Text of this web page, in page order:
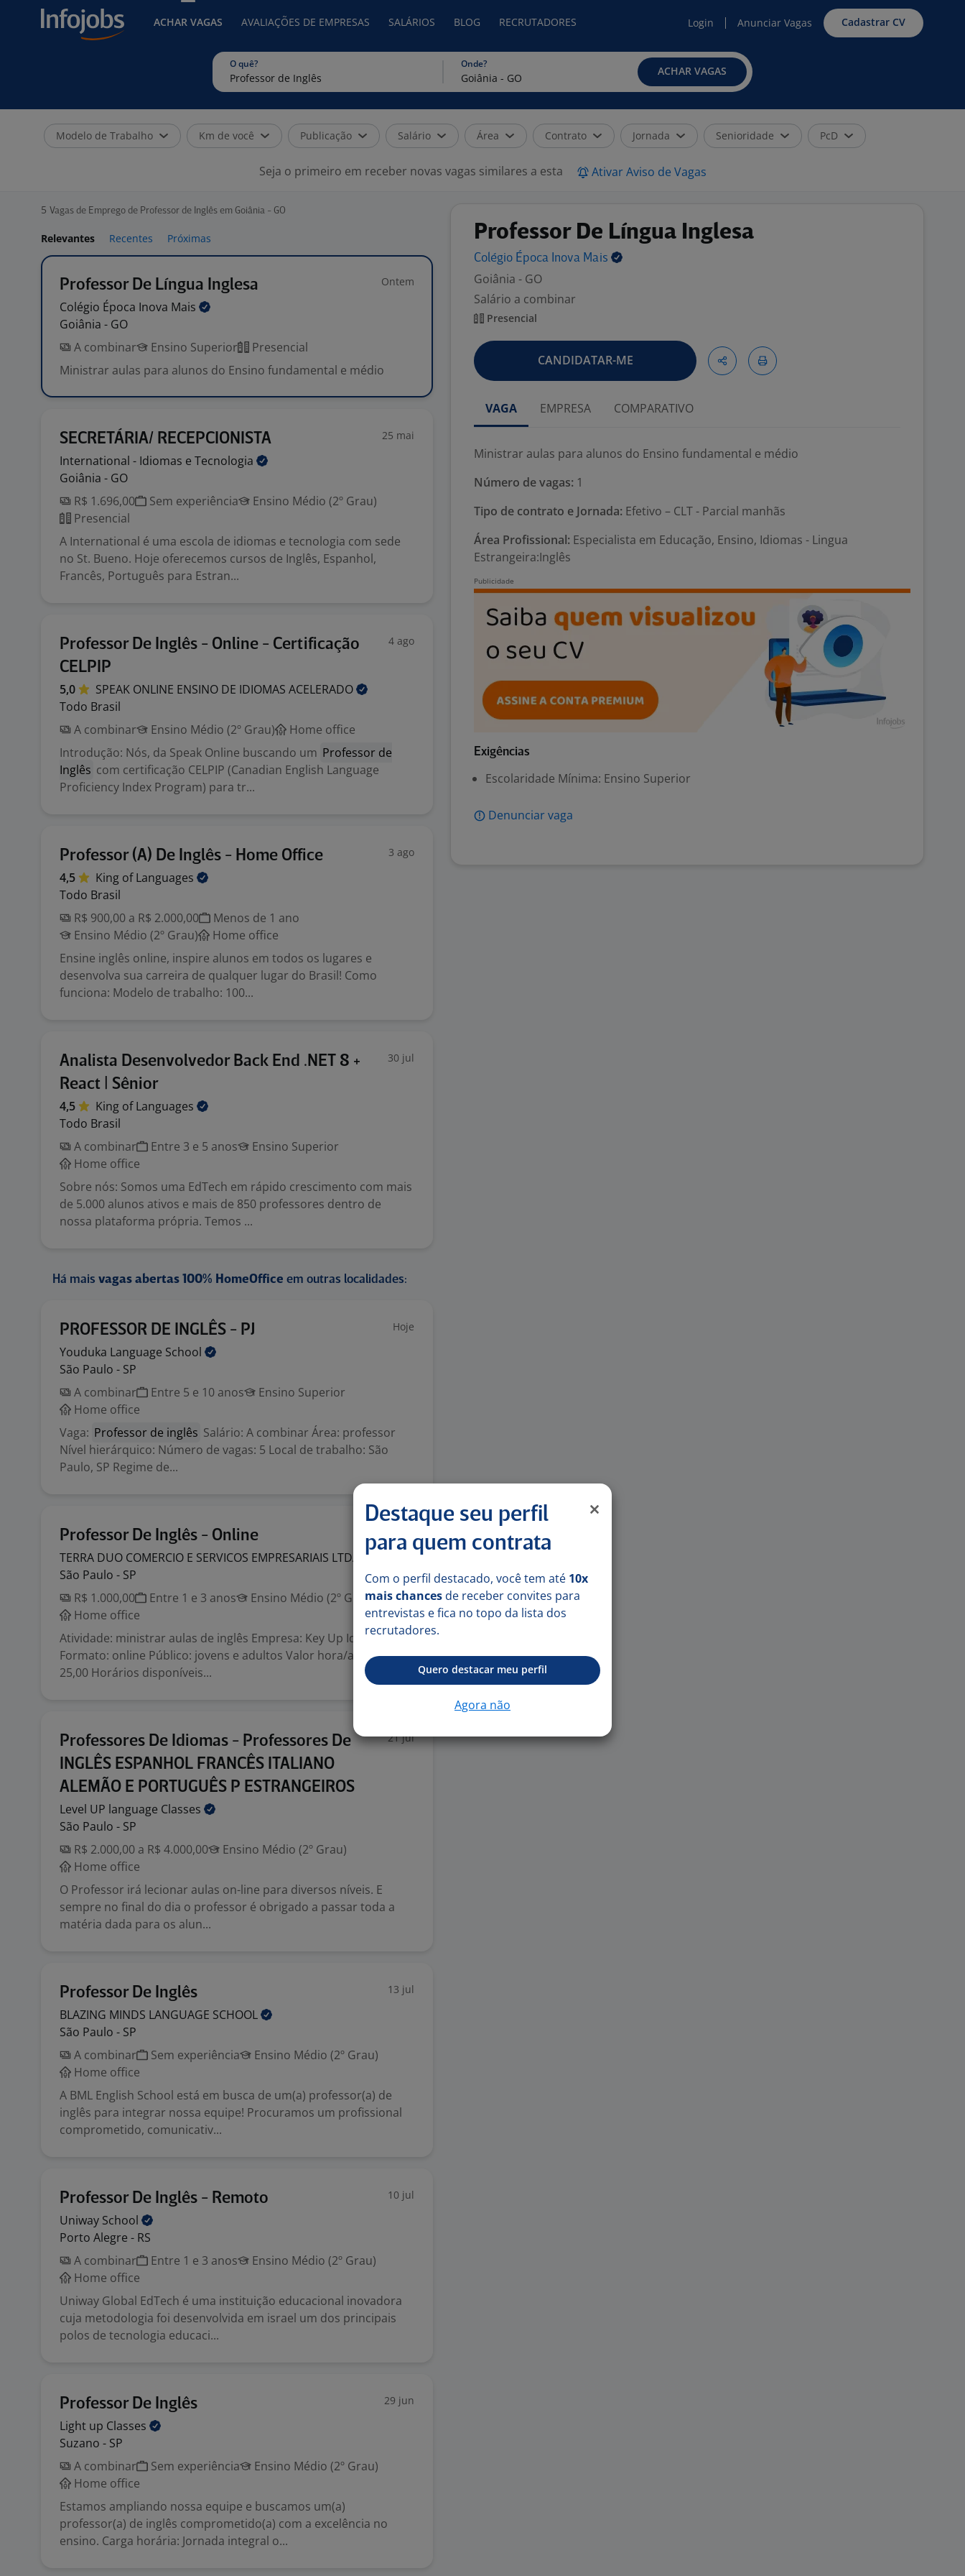
ACHAR VAGAS AVALIAÇÕES DE EMPRESAS SALÁRIOS BLOG RECRUTADORES Login Anunciar Vagas Cadastrar CV
O quê? Onde?
ACHAR VAGAS
Modelo de Trabalho Km de você Publicação Salário Área Contrato Jornada Senioridade PcD
Seja o primeiro em receber novas vagas similares a esta Ativar Aviso de Vagas
5 Vagas de Emprego de Professor de Inglês em Goiânia - GO
Relevantes Recentes Próximas
Professor De Língua Inglesa Ontem
Colégio Época Inova Mais
Goiânia - GO
A combinar
Ensino Superior
Presencial
Ministrar aulas para alunos do Ensino fundamental e médio
SECRETÁRIA/ RECEPCIONISTA 25 mai
International - Idiomas e Tecnologia
Goiânia - GO
R$ 1.696,00
Sem experiência
Ensino Médio (2º Grau)
Presencial
A International é uma escola de idiomas e tecnologia com sede
no St. Bueno. Hoje oferecemos cursos de Inglês, Espanhol,
Francês, Português para Estran...
Professor De Inglês - Online - Certificação
CELPIP
4 ago
5,0 SPEAK ONLINE ENSINO DE IDIOMAS ACELERADO
Todo Brasil
A combinar
Ensino Médio (2º Grau)
Home office
Introdução: Nós, da Speak Online buscando um Professor de
Inglês com certificação CELPIP (Canadian English Language
Proficiency Index Program) para tr...
Professor (A) De Inglês - Home Office 3 ago
4,5 King ofLanguages
Todo Brasil
R$ 900,00 a R$ 2.000,00
Menos de 1 ano
Ensino Médio (2º Grau)
Home office
Ensine inglês online, inspire alunos em todos os lugares e
desenvolva sua carreira de qualquer lugar do Brasil! Como
funciona: Modelo de trabalho: 100...
Analista Desenvolvedor Back End .NET 8 +
React | Sênior
30 jul
4,5 King ofLanguages
Todo Brasil
A combinar
Entre 3 e 5 anos
Ensino Superior
Home office
Sobre nós: Somos uma EdTech em rápido crescimento com mais
de 5.000 alunos ativos e mais de 850 professores dentro de
nossa plataforma própria. Temos ...
Há mais vagas abertas 100% HomeOffice em outras localidades:
PROFESSOR DE INGLÊS - PJ Hoje
Youduka Language School
São Paulo - SP
A combinar
Entre 5 e 10 anos
Ensino Superior
Home office
Vaga: Professor de inglês Salário: A combinar Área: professor
Nível hierárquico: Número de vagas: 5 Local de trabalho: São
Paulo, SP Regime de...
Professor De Inglês - Online
TERRA DUO COMERCIO E SERVICOS EMPRESARIAIS LTDA
São Paulo - SP
R$ 1.000,00
Entre 1 e 3 anos
Ensino Médio (2º Grau)
Home office
Atividade: ministrar aulas de inglês Empresa: Key Up Idiomas
Formato: online Público: jovens e adultos Valor hora/aula: R$
25,00 Horários disponíveis...
Professores De Idiomas - Professores De
INGLÊS ESPANHOL FRANCÊS ITALIANO
ALEMÃO E PORTUGUÊS P ESTRANGEIROS
21 jul
Level UP language Classes
São Paulo - SP
R$ 2.000,00 a R$ 4.000,00
Ensino Médio (2º Grau)
Home office
O Professor irá lecionar aulas on-line para diversos níveis. E
sempre no final do dia o professor é obrigado a passar toda a
matéria dada para os alun...
Professor De Inglês 13 jul
BLAZING MINDS LANGUAGE SCHOOL
São Paulo - SP
A combinar
Sem experiência
Ensino Médio (2º Grau)
Home office
A BML English School está em busca de um(a) professor(a) de
inglês para integrar nossa equipe! Procuramos um profissional
comprometido, comunicativ...
Professor De Inglês - Remoto 10 jul
Uniway School
Porto Alegre - RS
A combinar
Entre 1 e 3 anos
Ensino Médio (2º Grau)
Home office
Uniway Global EdTech é uma instituição educacional inovadora
cuja metodologia foi desenvolvida em israel um dos principais
polos de tecnologia educaci...
Professor De Inglês 29 jun
Light up Classes
Suzano - SP
A combinar
Sem experiência
Ensino Médio (2º Grau)
Home office
Estamos ampliando nossa equipe e buscamos um(a)
professor(a) de inglês comprometido(a) com a excelência no
ensino. Carga horária: Jornada integral o...
Professor De Língua Inglesa
Colégio Época Inova Mais
Goiânia - GO
Salário a combinar
Presencial
CANDIDATAR-ME
VAGA EMPRESA COMPARATIVO
Ministrar aulas para alunos do Ensino fundamental e médio
Número de vagas: 1
Tipo de contrato e Jornada: Efetivo – CLT - Parcial manhãs
Área Profissional: Especialista em Educação, Ensino, Idiomas - Lingua
Estrangeira:Inglês
Exigências
Escolaridade Mínima: Ensino Superior
Denunciar vaga
Destaque seu perfil
para quem contrata
Com o perfil destacado, você tem até 10x
mais chances de receber convites para
entrevistas e fica no topo da lista dos
recrutadores.
Quero destacar meu perfil
Agora não